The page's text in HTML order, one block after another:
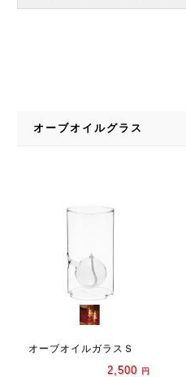
オーブオイルグラス
オーブオイルガラスＳ
2,500 円